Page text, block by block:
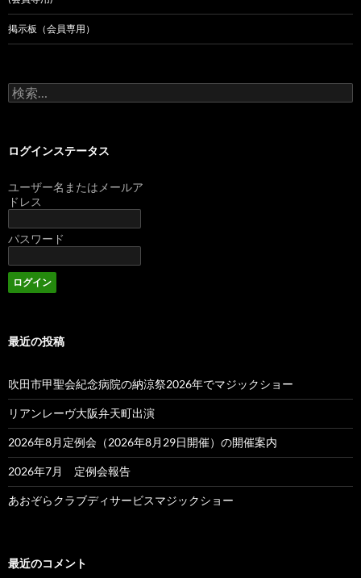
掲示板（会員専用）
検
索:
ログインステータス
ユーザー名またはメールア
ドレス
パスワード
最近の投稿
吹田市甲聖会紀念病院の納涼祭2026年でマジックショー
リアンレーヴ大阪弁天町出演
2026年8月定例会（2026年8月29日開催）の開催案内
2026年7月 定例会報告
あおぞらクラブディサービスマジックショー
最近のコメント